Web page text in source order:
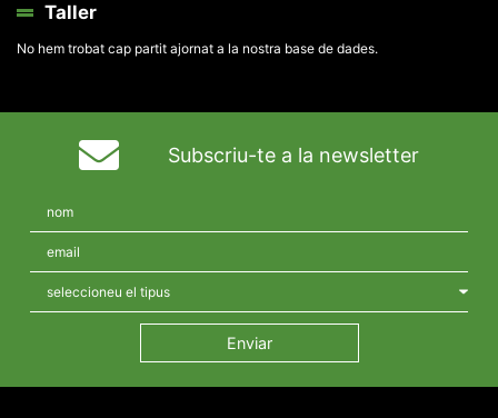
Taller
No hem trobat cap partit ajornat a la nostra base de dades.
Subscriu-te a la newsletter